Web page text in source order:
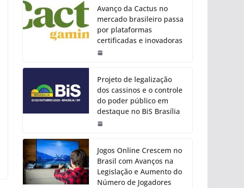
Avanço da Cactus no
mercado brasileiro passa
por plataformas
certificadas e inovadoras
Projeto de legalização
dos cassinos e o controle
do poder público em
destaque no BiS Brasília
Jogos Online Crescem no
Brasil com Avanços na
Legislação e Aumento do
Número de Jogadores